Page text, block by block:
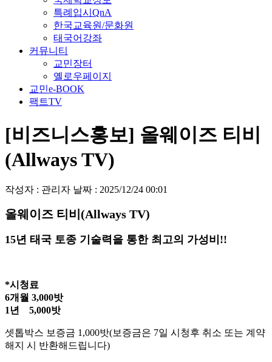
특례입시QnA
한국교육원/문화원
태국어강좌
커뮤니티
교민장터
옐로우페이지
교민e-BOOK
팩트TV
[비즈니스홍보] 올웨이즈 티비
(Allways TV)
작성자 : 관리자 날짜 : 2025/12/24 00:01
올웨이즈 티비(Allways TV)
15년 태국 토종 기술력을 통한 최고의 가성비!!
*시청료
6개월 3,000밧
1년 5,000밧
셋톱박스 보증금 1,000밧(보증금은 7일 시청후 취소 또는 계약
해지 시 반환해드립니다)